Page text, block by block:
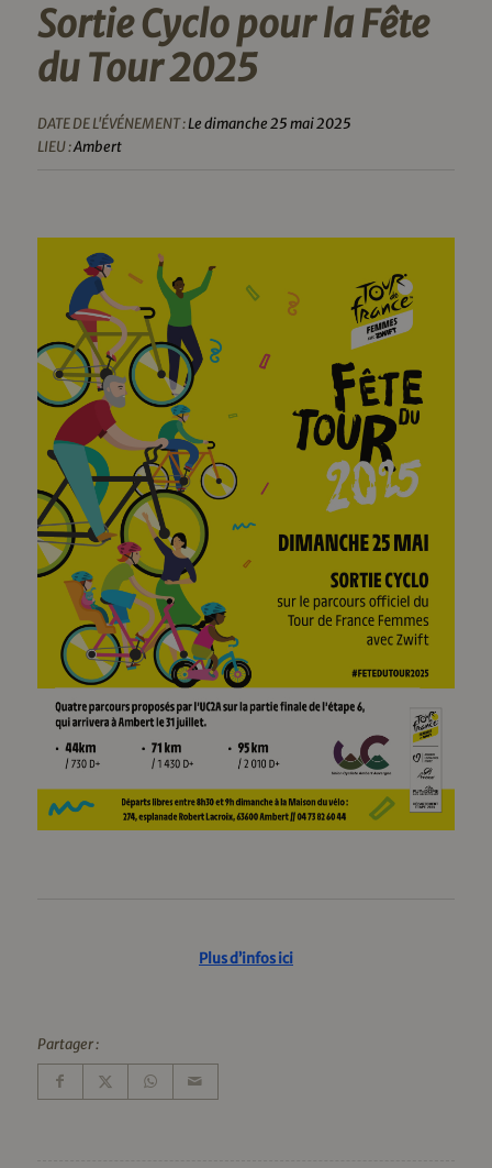
Sortie Cyclo pour la Fête
du Tour 2025
DATE DE L'ÉVÉNEMENT :Le dimanche 25 mai 2025
LIEU :Ambert
Plus d’infos ici
Partager :